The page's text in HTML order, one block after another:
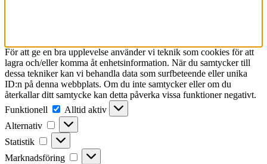
För att ge en bra upplevelse använder vi teknik som cookies för att
lagra och/eller komma åt enhetsinformation. När du samtycker till
dessa tekniker kan vi behandla data som surfbeteende eller unika
ID:n på denna webbplats. Om du inte samtycker eller om du
återkallar ditt samtycke kan detta påverka vissa funktioner negativt.
Funktionell
Funktionell
Alltid aktiv
Alternativ
Alternativ
Statistik Statistik
Marknadsföring Marknadsföring